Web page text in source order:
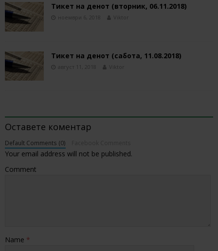
Тикет на денот (вторник, 06.11.2018)
ноември 6, 2018 Viktor
Тикет на денот (сабота, 11.08.2018)
август 11, 2018 Viktor
Оставете коментар
Default Comments (0)
Your email address will not be published.
Comment
Name *